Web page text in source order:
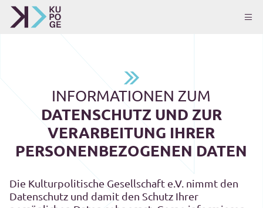
INFORMATIONEN ZUM
DATENSCHUTZ UND ZUR
VERARBEITUNG IHRER
PERSONENBEZOGENEN DATEN
Die Kulturpolitische Gesellschaft e.V. nimmt den
Datenschutz und damit den Schutz Ihrer